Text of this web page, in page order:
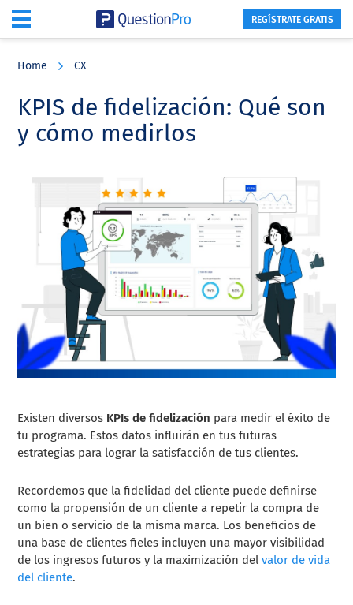
content
sidebar
REGÍSTRATE GRATIS
Home CX
KPIS de fidelización: Qué son
y cómo medirlos
Existen diversos KPIs de fidelización para medir el éxito de
tu programa. Estos datos influirán en tus futuras
estrategias para lograr la satisfacción de tus clientes.
Recordemos que la fidelidad del cliente puede definirse
como la propensión de un cliente a repetir la compra de
un bien o servicio de la misma marca. Los beneficios de
una base de clientes fieles incluyen una mayor visibilidad
de los ingresos futuros y la maximización delvalor de vida
del cliente.